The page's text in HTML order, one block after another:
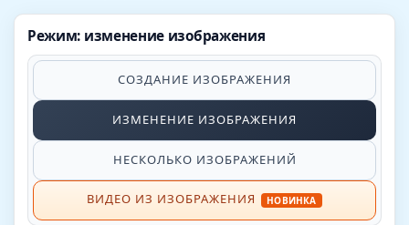
Режим: изменение изображения
СОЗДАНИЕ ИЗОБРАЖЕНИЯ
ИЗМЕНЕНИЕ ИЗОБРАЖЕНИЯ
НЕСКОЛЬКО ИЗОБРАЖЕНИЙ
ВИДЕО ИЗ ИЗОБРАЖЕНИЯ НОВИНКА